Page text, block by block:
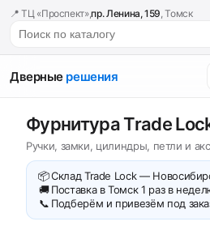
📍 ТЦ «Проспект»,пр. Ленина, 159, Томск
Дверные решения
Фурнитура Trade
Ручки, замки, цилиндры, петли и
📦Склад Trade Lock —
🚚 Поставка в Томск 1 раз в
📞 Подберём и привезём под